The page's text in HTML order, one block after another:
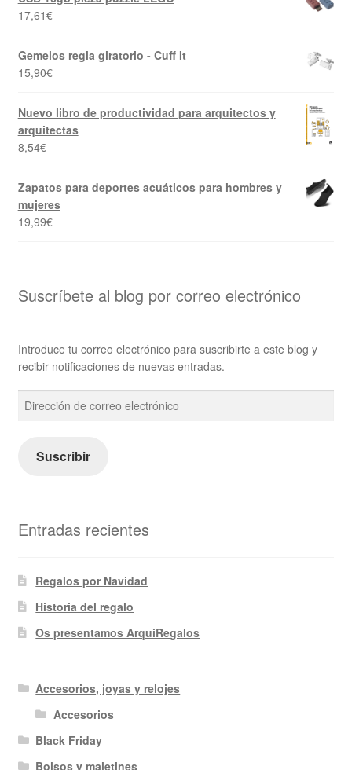
17,61€
Gemelos regla giratorio - Cuff It
15,90€
Nuevo libro de productividad para arquitectos y
arquitectas
8,54€
Zapatos para deportes acuáticos para hombres y
mujeres
19,99€
Suscríbete al blog por correo electrónico
Introduce tu correo electrónico para suscribirte a este blog y
recibir notificaciones de nuevas entradas.
Dirección
de
electrónico
Suscribir
Entradas recientes
Regalos por Navidad
Historia del regalo
Os presentamos ArquiRegalos
Accesorios, joyas y relojes
Accesorios
Black Friday
Bolsos y maletines